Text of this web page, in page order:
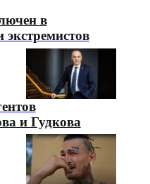
в
экстремистов
и Гудкова